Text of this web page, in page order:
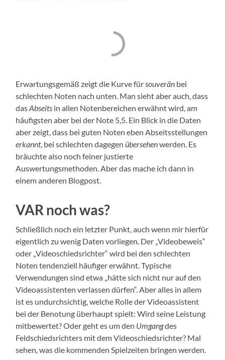
Erwartungsgemäß zeigt die Kurve für souverän bei
schlechten Noten nach unten. Man sieht aber auch, dass
dasAbseits in allen Notenbereichen erwähnt wird, am
häufigsten aber bei der Note 5,5. Ein Blick in die Daten
aber zeigt, dass bei guten Noten eben Abseitsstellungen
erkannt, bei schlechten dagegenübersehenwerden. Es
bräuchte also noch feiner justierte
Auswertungsmethoden. Aber das mache ich dann in
einem anderen Blogpost.
VAR noch was?
Schließlich noch ein letzter Punkt, auch wenn mir hierfür
eigentlich zu wenig Daten vorliegen. Der „Videobeweis“
oder „Videoschiedsrichter“ wird bei den schlechten
Noten tendenziell häufiger erwähnt. Typische
Verwendungen sind etwa „hätte sich nicht nur auf den
Videoassistenten verlassen dürfen“. Aber alles in allem
ist es undurchsichtig, welche Rolle der Videoassistent
bei der Benotung überhaupt spielt: Wird seine Leistung
mitbewertet? Oder geht es um den Umgangdes
Feldschiedsrichters mit dem Videoschiedsrichter? Mal
sehen, was die kommenden Spielzeiten bringen werden.